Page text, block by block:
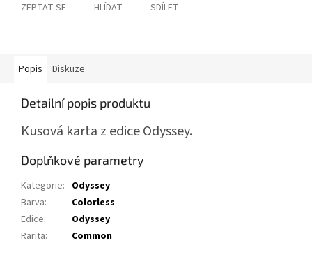
ZEPTAT SE HLÍDAT SDÍLET
Popis Diskuze
Detailní popis produktu
Kusová karta z edice Odyssey.
Doplňkové parametry
Kategorie: Odyssey
Barva:
Colorless
Edice:
Odyssey
Rarita: Common